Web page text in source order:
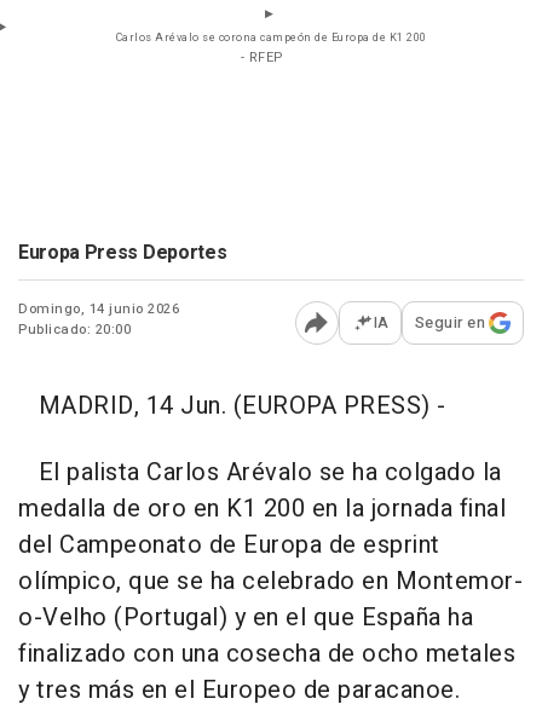
Carlos Arévalo se corona campeón de Europa de K1 200
- RFEP
Europa Press Deportes
Domingo, 14 junio 2026
Publicado: 20:00
Abrir opciones para
IA Seguir en
MADRID, 14 Jun. (EUROPA PRESS) -
El palista Carlos Arévalo se ha colgado la
medalla de oro en K1 200 en la jornada final
del Campeonato de Europa de esprint
olímpico, que se ha celebrado en Montemor-
o-Velho (Portugal) y en el que España ha
finalizado con una cosecha de ocho metales
y tres más en el Europeo de paracanoe.